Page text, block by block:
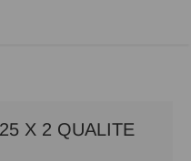
X 2 QUALITE